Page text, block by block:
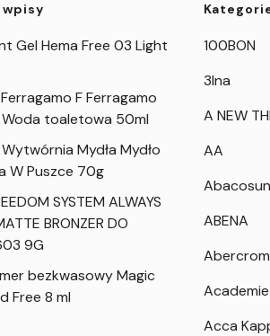
Gel Hema Free 03 Light
F Ferragamo
Woda toaletowa 50ml
Mydła Mydło
W Puszce 70g
SYSTEM ALWAYS
BRONZER DO
9G
bezkwasowy Magic
Free 8 ml
100BON
3Ina
A NEW
AA
Abacosun
ABENA
Academie
Acca